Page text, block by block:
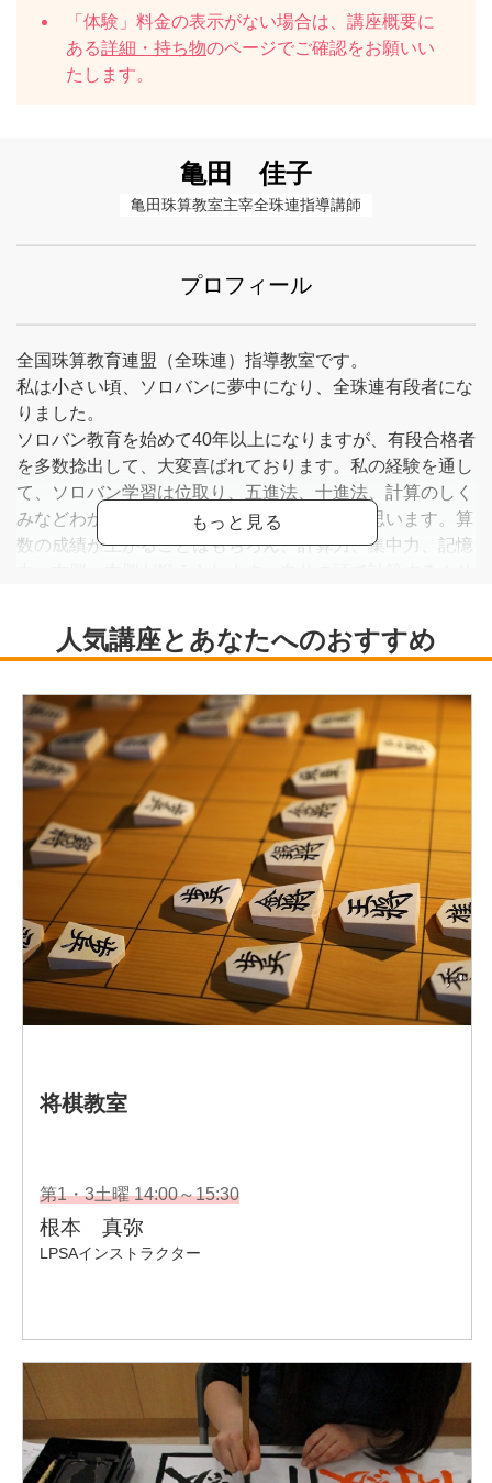
「体験」料金の表示がない場合は、講座概要に
ある詳細・持ち物のページでご確認をお願いい
たします。
亀田 佳子
亀田珠算教室主宰全珠連指導講師
プロフィール
全国珠算教育連盟（全珠連）指導教室です。
私は小さい頃、ソロバンに夢中になり、全珠連有段者にな
りました。
ソロバン教育を始めて40年以上になりますが、有段合格者
を多数捻出して、大変喜ばれております。私の経験を通し
て、ソロバン学習は位取り、五進法、十進法、計算のしく
みなどわかりやすく理解する最良の教具だと思います。算
数の成績が上がることはもちろん、計算力、集中力、記憶